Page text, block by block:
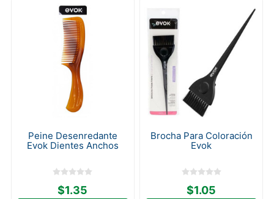
Peine Desenredante
Evok Dientes Anchos
$1.35
Brocha Para Coloración
Evok
$1.05